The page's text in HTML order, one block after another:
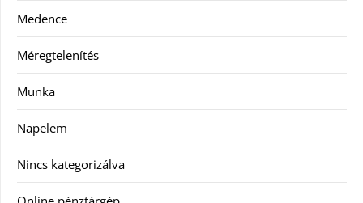
Medence
Méregtelenítés
Munka
Napelem
Nincs kategorizálva